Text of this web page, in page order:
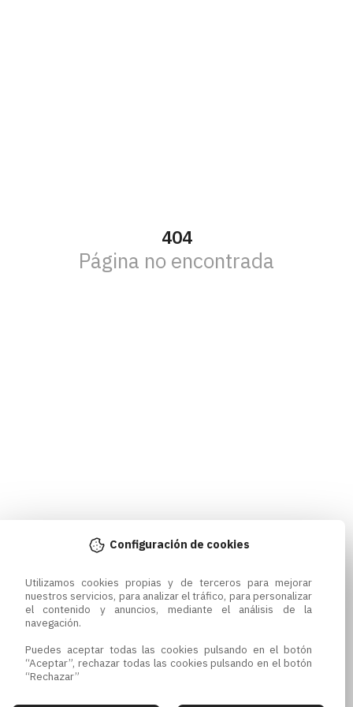
Configuración de cookies
Utilizamos cookies propias y de terceros para mejorar
nuestros servicios, para analizar el tráfico, para personalizar
el contenido y anuncios, mediante el análisis de la
navegación.
Puedes aceptar todas las cookies pulsando en el botón
“Aceptar”, rechazar todas las cookies pulsando en el botón
“Rechazar”
404
Página no encontrada